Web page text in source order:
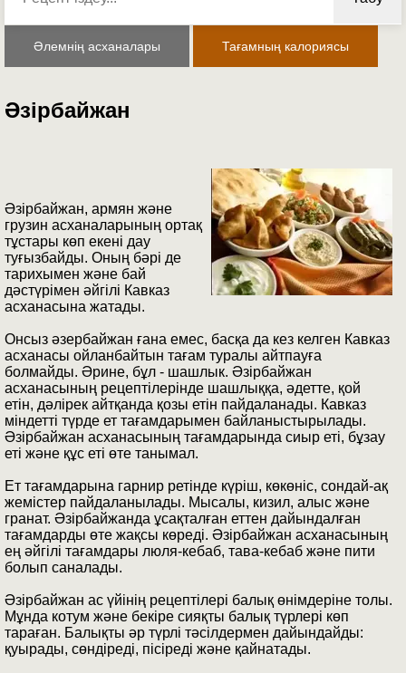
Әлемнің асханалары Тағамның калориясы
Әзірбайжан
Әзірбайжан, армян және
грузин асханаларының ортақ
тұстары көп екені дау
туғызбайды. Оның бәрі де
тарихымен және бай
дәстүрімен әйгілі Кавказ
асханасына жатады.
Онсыз әзербайжан ғана емес, басқа да кез келген Кавказ
асханасы ойланбайтын тағам туралы айтпауға
болмайды. Әрине, бұл - шашлык. Әзірбайжан
асханасының рецептілерінде шашлыққа, әдетте, қой
етін, дәлірек айтқанда қозы етін пайдаланады. Кавказ
міндетті түрде ет тағамдарымен байланыстырылады.
Әзірбайжан асханасының тағамдарында сиыр еті, бұзау
еті және құс еті өте танымал.
Ет тағамдарына гарнир ретінде күріш, көкөніс, сондай-ақ
жемістер пайдаланылады. Мысалы, кизил, алыс және
гранат. Әзірбайжанда ұсақталған еттен дайындалған
тағамдарды өте жақсы көреді. Әзірбайжан асханасының
ең әйгілі тағамдары люля-кебаб, тава-кебаб және пити
болып саналады.
Әзірбайжан ас үйінің рецептілері балық өнімдеріне толы.
Мұнда котум және бекіре сияқты балық түрлері көп
тараған. Балықты әр түрлі тәсілдермен дайындайды:
қуырады, сөндіреді, пісіреді және қайнатады.